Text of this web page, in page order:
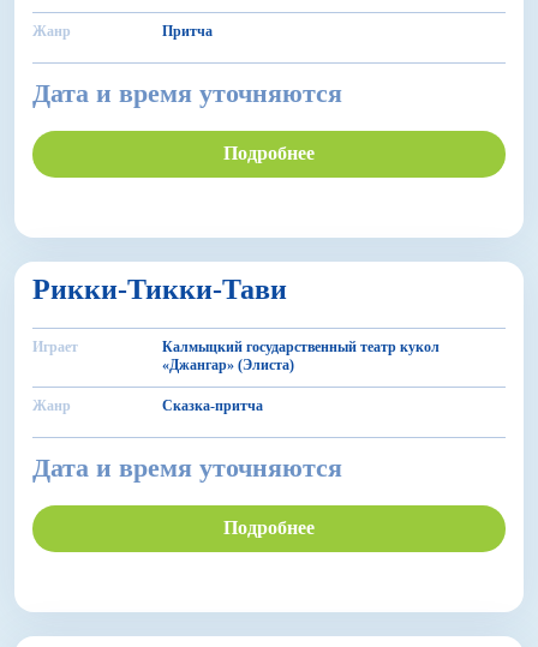
Жанр Притча
Дата и время уточняются
Подробнее
Рикки-Тикки-Тави
Играет
Калмыцкий государственный театр кукол
«Джангар» (Элиста)
Жанр Сказка-притча
Дата и время уточняются
Подробнее